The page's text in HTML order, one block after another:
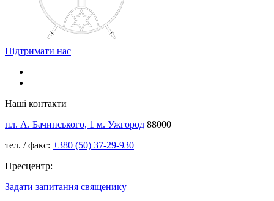
Підтримати нас
Наші контакти
пл. А. Бачинського, 1 м. Ужгород 88000
тел. / факс: +380 (50) 37-29-930
Пресцентр:
Задати запитання священику